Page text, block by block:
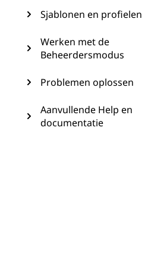
Sjablonen en profielen
Werken met de
Beheerdersmodus
Problemen oplossen
Aanvullende Help en
documentatie